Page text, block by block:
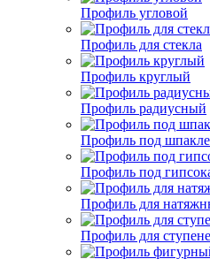
Профиль угловой
Профиль для стекла
Профиль круглый
Профиль радиусный
Профиль под
Профиль под
Профиль для
Профиль для